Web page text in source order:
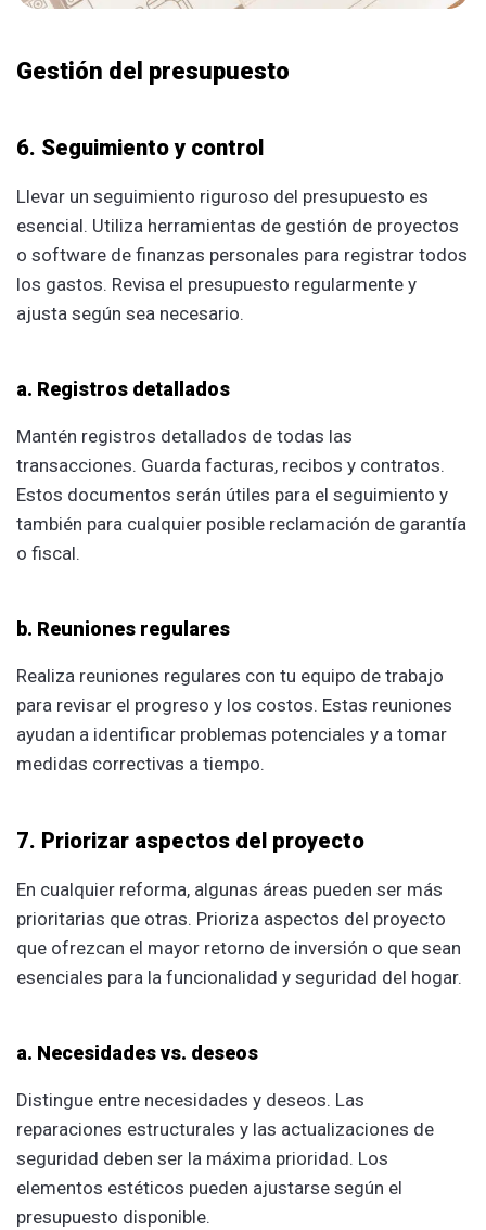
Gestión del presupuesto
6. Seguimiento y control
Llevar un seguimiento riguroso del presupuesto es
esencial. Utiliza herramientas de gestión de proyectos
o software de finanzas personales para registrar todos
los gastos. Revisa el presupuesto regularmente y
ajusta según sea necesario.
a. Registros detallados
Mantén registros detallados de todas las
transacciones. Guarda facturas, recibos y contratos.
Estos documentos serán útiles para el seguimiento y
también para cualquier posible reclamación de garantía
o fiscal.
b. Reuniones regulares
Realiza reuniones regulares con tu equipo de trabajo
para revisar el progreso y los costos. Estas reuniones
ayudan a identificar problemas potenciales y a tomar
medidas correctivas a tiempo.
7. Priorizar aspectos del proyecto
En cualquier reforma, algunas áreas pueden ser más
prioritarias que otras. Prioriza aspectos del proyecto
que ofrezcan el mayor retorno de inversión o que sean
esenciales para la funcionalidad y seguridad del hogar.
a. Necesidades vs. deseos
Distingue entre necesidades y deseos. Las
reparaciones estructurales y las actualizaciones de
seguridad deben ser la máxima prioridad. Los
elementos estéticos pueden ajustarse según el
presupuesto disponible.